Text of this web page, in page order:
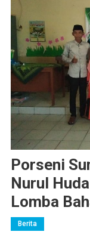
Porseni
Nurul
Lomba
Berita